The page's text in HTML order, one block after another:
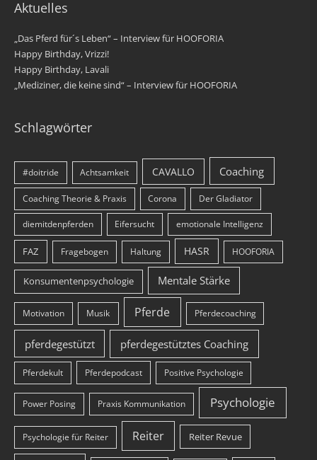
Aktuelles
„Das Pferd für´s Leben“ – Interview für HOOFORIA
Happy Birthday, Vrizzi!
Happy Birthday, Lavali
„Mediziner, die keine sind“ – Interview für HOOFORIA
Schlagwörter
#doitride Achtsamkeit CAVALLO Coaching
Coaching Theorie & Praxis Corona Der Gladiator
diemitdenpferden Eifersucht emotionale Intelligenz
FAZ Fragebogen Haltung HASR HOOFORIA
Konsumentenpsychologie Mentale Stärke
Motivation Musik Pferde Pferdecoaching
pferdegestützt pferdegestütztes Coaching
Pferdekult Pferdepodcast Positive Psychologie
Power Posing Praxis Kommunikation Psychologie
Psychologie für Reiter Reiter Reiter Revue